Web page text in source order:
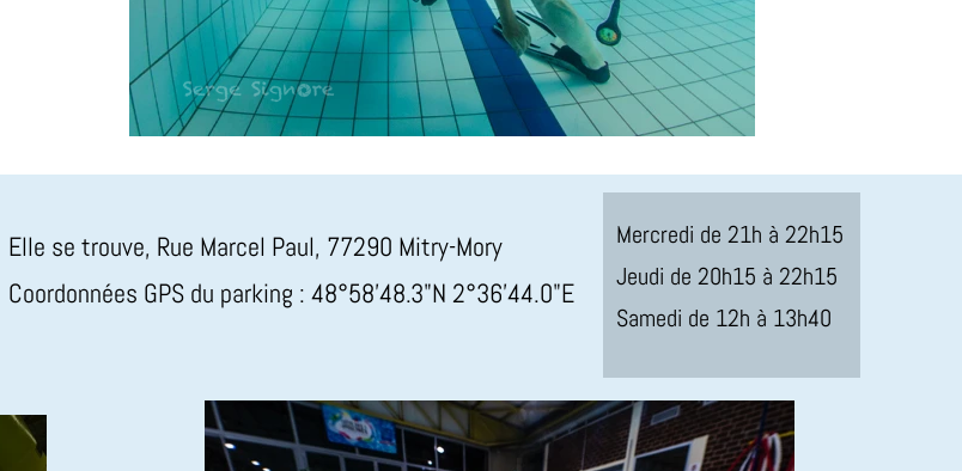
Elle se trouve, Rue Marcel Paul, 77290 Mitry-Mory
Coordonnées GPS du parking : 48°58'48.3"N 2°36'44.0"E
Mercredi de 21h à 22h15
Jeudi de 20h15 à 22h15
Samedi de 12h à 13h40